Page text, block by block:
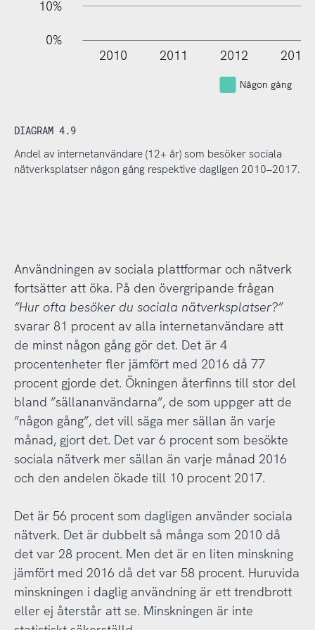
10%
0%
2010 2011 2012 2013
Någon gång
DIAGRAM 4.9
Andel av internetanvändare (12+ år) som besöker sociala
nätverksplatser någon gång respektive dagligen 2010–2017.
Användningen av sociala plattformar och nätverk
fortsätter att öka. På den övergripande frågan
”Hur ofta besöker du sociala nätverksplatser?”
svarar 81 procent av alla internetanvändare att
de minst någon gång gör det. Det är 4
procentenheter fler jämfört med 2016 då 77
procent gjorde det. Ökningen återfinns till stor del
bland ”sällananvändarna”, de som uppger att de
”någon gång”, det vill säga mer sällan än varje
månad, gjort det. Det var 6 procent som besökte
sociala nätverk mer sällan än varje månad 2016
och den andelen ökade till 10 procent 2017.
Det är 56 procent som dagligen använder sociala
nätverk. Det är dubbelt så många som 2010 då
det var 28 procent. Men det är en liten minskning
jämfört med 2016 då det var 58 procent. Huruvida
minskningen i daglig användning är ett trendbrott
eller ej återstår att se. Minskningen är inte